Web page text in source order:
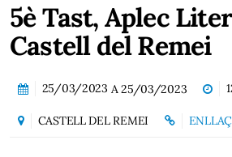
5è Tast, Aplec
Castell del Remei
25/03/2023 A25/03/2023
CASTELL DEL REMEI ENLLAÇ